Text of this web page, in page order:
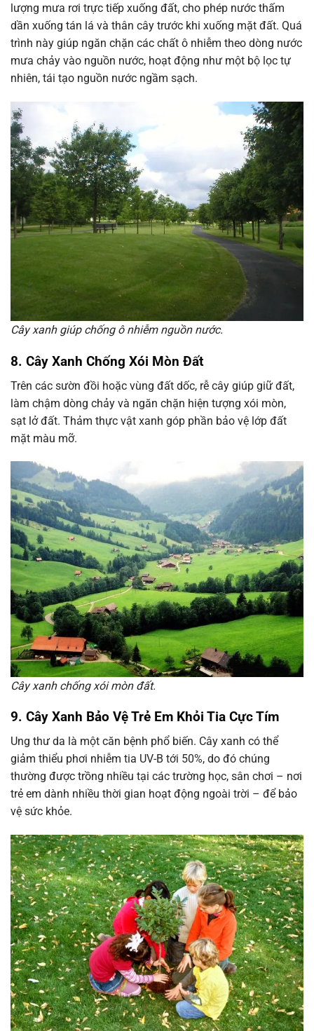
lượng mưa rơi trực tiếp xuống đất, cho phép nước thấm
dần xuống tán lá và thân cây trước khi xuống mặt đất. Quá
trình này giúp ngăn chặn các chất ô nhiễm theo dòng nước
mưa chảy vào nguồn nước, hoạt động như một bộ lọc tự
nhiên, tái tạo nguồn nước ngầm sạch.
Cây xanh giúp chống ô nhiễm nguồn nước.
8. Cây Xanh Chống Xói Mòn Đất
Trên các sườn đồi hoặc vùng đất dốc, rễ cây giúp giữ đất,
làm chậm dòng chảy và ngăn chặn hiện tượng xói mòn,
sạt lở đất. Thảm thực vật xanh góp phần bảo vệ lớp đất
mặt màu mỡ.
Cây xanh chống xói mòn đất.
9. Cây Xanh Bảo Vệ Trẻ Em Khỏi Tia Cực Tím
Ung thư da là một căn bệnh phổ biến. Cây xanh có thể
giảm thiểu phơi nhiễm tia UV-B tới 50%, do đó chúng
thường được trồng nhiều tại các trường học, sân chơi – nơi
trẻ em dành nhiều thời gian hoạt động ngoài trời – để bảo
vệ sức khỏe.